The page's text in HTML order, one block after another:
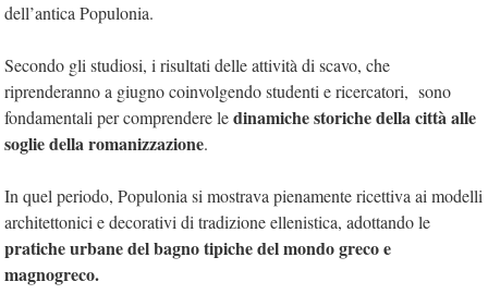
dell’antica Populonia.
Secondo gli studiosi, i risultati delle attività di scavo, che
riprenderanno a giugno coinvolgendo studenti e ricercatori, sono
fondamentali per comprendere ledinamiche storiche della città alle
soglie della romanizzazione.
In quel periodo, Populonia si mostrava pienamente ricettiva ai modelli
architettonici e decorativi di tradizione ellenistica, adottando le
pratiche urbane del bagno tipiche del mondo greco e
magnogreco.